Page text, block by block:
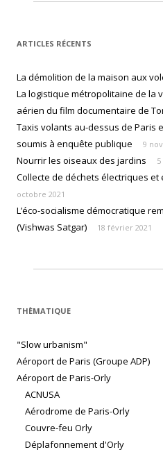
ARTICLES RÉCENTS
La démolition de la maison aux
La logistique métropolitaine de la
aérien du film documentaire de
Taxis volants au-dessus de Paris
soumis à enquête publique
9
Nourrir les oiseaux des jardins
Collecte de déchets électriques et
octobre 2021
L’éco-socialisme démocratique
(Vishwas Satgar)
18 février 2021
THÈMATIQUE
"Slow urbanism"
Aéroport de Paris (Groupe ADP)
Aéroport de Paris-Orly
ACNUSA
Aérodrome de Paris-Orly
Couvre-feu Orly
Déplafonnement d'Orly